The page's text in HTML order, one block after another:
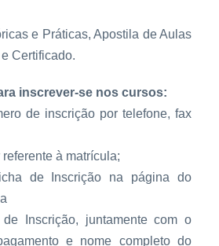
e Práticas, Apostila de Aulas
Certificado.
inscrever-se nos cursos:
de inscrição por telefone, fax
à matrícula;
de Inscrição na página do
Inscrição, juntamente com o
e nome completo do